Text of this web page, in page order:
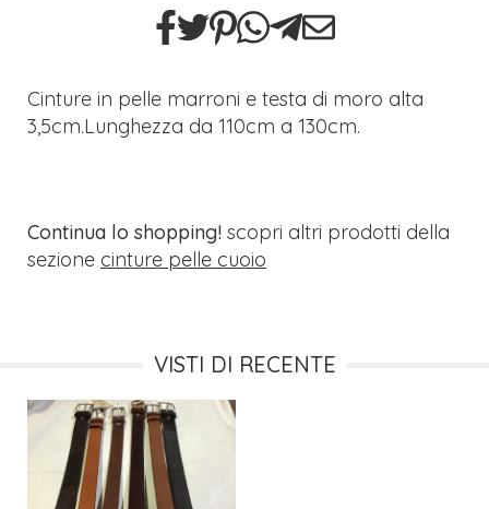
Cinture in pelle marroni e testa di moro alta
3,5cm.Lunghezza da 110cm a 130cm.
Continua lo shopping! scopri altri prodotti della
sezione cinture pelle cuoio
VISTI DI RECENTE